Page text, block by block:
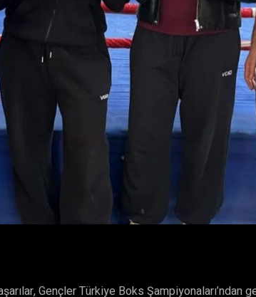
Gençler Türkiye Boks Şampiyonaları’ndan